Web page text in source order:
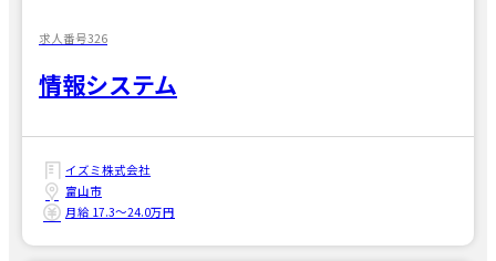
求人番号326
情報システム
イズミ株式会社
富山市
月給 17.3〜24.0万円